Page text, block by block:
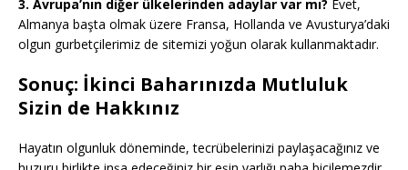
3. Avrupa’nın diğer ülkelerinden adaylar var mı? Evet,
Almanya başta olmak üzere Fransa, Hollanda ve Avusturya’daki
olgun gurbetçilerimiz de sitemizi yoğun olarak kullanmaktadır.
Sonuç: İkinci Baharınızda Mutluluk
Sizin de Hakkınız
Hayatın olgunluk döneminde, tecrübelerinizi paylaşacağınız ve